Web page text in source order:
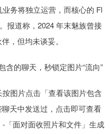
务将独立运营，而核心的 Fl
报道称，2024 年末魅族曾接
，但均未谈妥。
含的聊天，秒锁定图片“流向”
图片点击「查看该图片包含
天中发送过，点击即可查看
「面对面收照片和文件」生成